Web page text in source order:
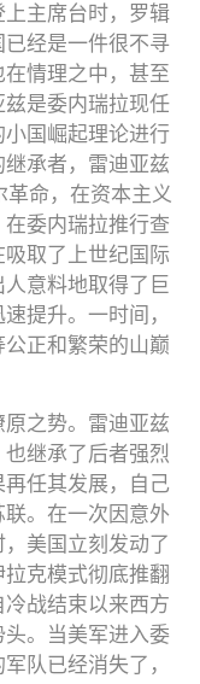
主席台时，罗辑
经是一件很不寻
情理之中，甚至
是委内瑞拉现任
国崛起理论进行
承者，雷迪亚兹
革命，在资本主义
委内瑞拉推行查
取了上世纪国际
意料地取得了巨
提升。一时间，
正和繁荣的山巅
之势。雷迪亚兹
继承了后者强烈
任其发展，自己
。在一次因意外
美国立刻发动了
克模式彻底推翻
战结束以来西方
。当美军进入委
队已经消失了，